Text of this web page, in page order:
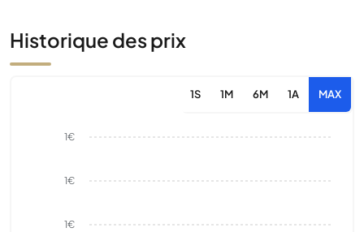
Historique des prix
1S 1M 6M 1A MAX
1€
1€
1€